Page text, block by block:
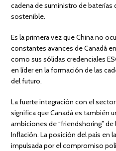
cadena de suministro de baterías
sostenible.
Es la primera vez que China no
constantes avances de Canadá
como sus sólidas credenciales
en líder en la formación de las
del futuro.
La fuerte integración con el
significa que Canadá es también
ambiciones de “friendshoring” de
Inflación. La posición del país en
impulsada por el compromiso